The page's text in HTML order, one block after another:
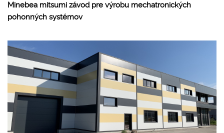
Minebea mitsumi závod pre výrobu mechatronických
pohonných systémov